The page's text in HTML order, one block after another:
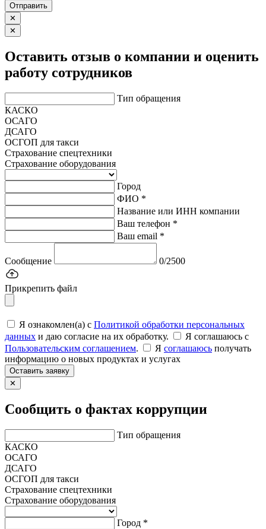
Отправить
✕
✕
Оставить отзыв о компании и оценить
работу сотрудников
Тип обращения
КАСКО
ОСАГО
ДСАГО
ОСГОП для такси
Страхование спецтехники
Страхование оборудования
Город
ФИО *
Название или ИНН компании
Ваш телефон *
Ваш email *
Сообщение 0/2500
Прикрепить файл
Я ознакомлен(а) с Политикой обработки персональных
данных и даю согласие на их обработку.
Я соглашаюсь c
Пользовательским соглашением. Я соглашаюсь получать
информацию о новых продуктах и услугах
Оставить заявку
✕
Сообщить о фактах коррупции
Тип обращения
КАСКО
ОСАГО
ДСАГО
ОСГОП для такси
Страхование спецтехники
Страхование оборудования
Город *